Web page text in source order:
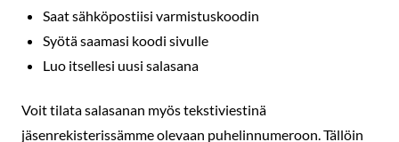
Saat sähköpostiisi varmistuskoodin
Syötä saamasi koodi sivulle
Luo itsellesi uusi salasana
Voit tilata salasanan myös tekstiviestinä
jäsenrekisterissämme olevaan puhelinnumeroon. Tällöin